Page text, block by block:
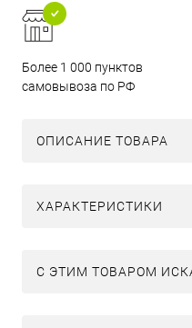
Более 1 000 пунктов
самовывоза по РФ
ОПИСАНИЕ ТОВАРА
ХАРАКТЕРИСТИКИ
C ЭТИМ ТОВАРОМ